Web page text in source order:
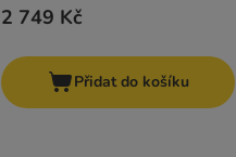
2 749 Kč
Přidat do košíku